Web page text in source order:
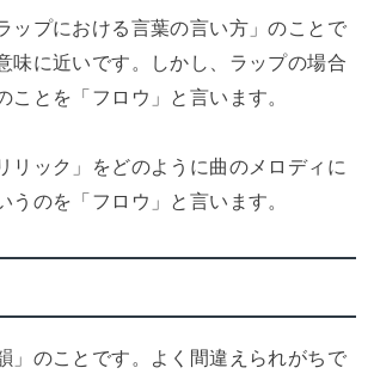
ップにおける言葉の言い方」のことで
味に近いです。しかし、ラップの場合
ことを「フロウ」と言います。
リック」をどのように曲のメロディに
うのを「フロウ」と言います。
」のことです。よく間違えられがちで